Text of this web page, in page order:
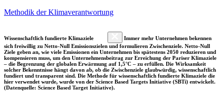
Methodik der Klimaverantwortung
Wissenschaftlich fundierte Klimaziele
Immer mehr Unternehmen bekennen
sich freiwillig zu Netto-Null Emissionszielen und formulieren Zwischenziele. Netto-Null
Ziele geben an, wie viele Emissionen ein Unternehmen bis spätestens 2050 reduzieren und
kompensieren muss, um den Unternehmensbeitrag zur Erreichung der Pariser Klimaziele
– die Begrenzung der globalen Erwärmung auf 1,5°C – zu erfüllen. Die Wirksamkeit
solcher Bekenntnisse hängt davon ab, ob die Zwischenziele glaubwürdig, wissenschaftlich
fundiert und transparent sind. Die Methode für wissenschaftlich fundierte Klimaziele die
hier verwendet wurde, wurde von der Science Based Targets Initiative (SBTi) entwickelt.
(Datenquelle: Science Based Target Initiative).